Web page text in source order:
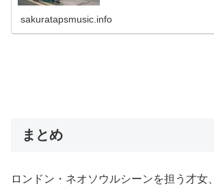
ます。
sakuratapsmusic.info
まとめ
ロンドン・ネオソウルシーンを担う才女、